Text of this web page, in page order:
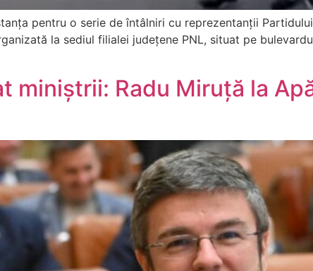
pentru o serie de întâlniri cu reprezentanții
la sediul filialei județene PNL, situat pe
miniștrii: Radu Miruță la